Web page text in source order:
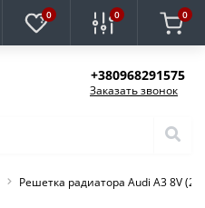
0 0 0
+380968291575
Заказать звонок
Решетка радиатора Audi A3 8V